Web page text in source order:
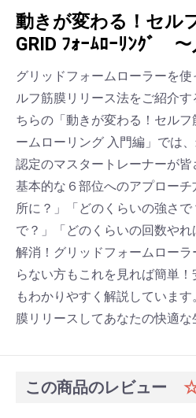
動きが変わる！セル
GRID ﾌｫｰﾑﾛｰﾘﾝｸﾞ
グリッドフォームローラーを
ルフ筋膜リリース法をご紹介す
ちらの「動きが変わる！セルフ
ームローリング 入門編」では
認定のマスタートレーナーが
基本的な６部位へのアプロー
所に？」「どのくらいの強さで
で？」「どのくらいの回数や
解消！グリッドフォームロー
らない方もこれを見れば簡単
もわかりやすく解説していま
膜リリースしてあなたの快適な
この商品のレビュー